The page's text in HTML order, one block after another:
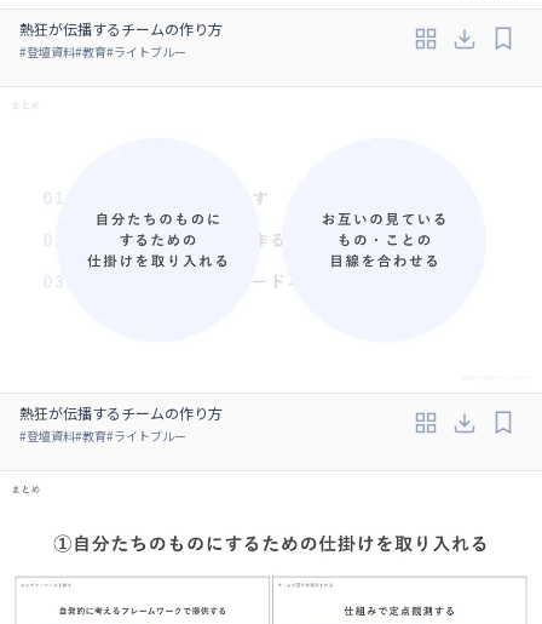
熱狂が伝播するチームの作り方
#登壇資料#教育#ライトブルー
熱狂が伝播するチームの作り方
#登壇資料#教育#ライトブルー